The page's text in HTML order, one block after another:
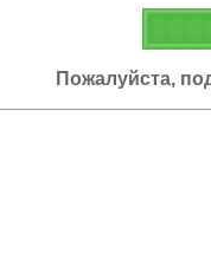
Пожалуйста,